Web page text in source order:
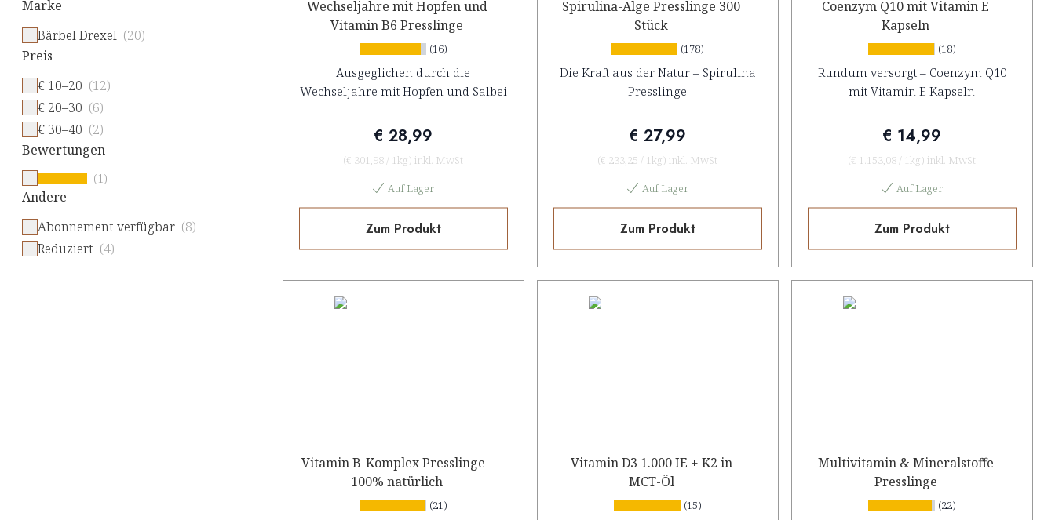
Marke
Bärbel Drexel (20)
Preis
€ 10–20 (12)
€ 20–30 (6)
€ 30–40 (2)
Bewertungen
(1)
Andere
Abonnement verfügbar (8)
Reduziert (4)
Wechseljahre mit Hopfen und
Vitamin B6 Presslinge
(16)
Ausgeglichen durch die
Wechseljahre mit Hopfen und Salbei
€ 28,99
(€ 301,98 / 1kg) inkl. MwSt
Auf Lager
Zum Produkt
Spirulina-Alge Presslinge 300
Stück
(178)
Die Kraft aus der Natur – Spirulina
Presslinge
€ 27,99
(€ 233,25 / 1kg) inkl. MwSt
Auf Lager
Zum Produkt
Coenzym Q10 mit Vitamin E
Kapseln
(18)
Rundum versorgt – Coenzym Q10
mit Vitamin E Kapseln
€ 14,99
(€ 1.153,08 / 1kg) inkl. MwSt
Auf Lager
Zum Produkt
Vitamin B-Komplex Presslinge -
100% natürlich
(21)
Vitamin D3 1.000 IE + K2 in
MCT-Öl
(15)
Multivitamin & Mineralstoffe
Presslinge
(22)